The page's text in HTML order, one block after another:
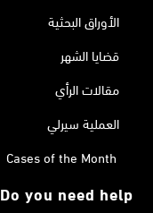
الأوراق البحثية
قضايا الشهر
مقالات الرأي
العملية سيرلي
Cases of the Month
Do you need help?